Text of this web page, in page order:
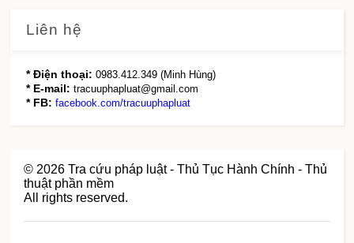
Liên hệ
* Điện thoại:0983.412.349 (Minh Hùng)
* E-mail: tracuuphapluat@gmail.com
* FB:facebook.com/tracuuphapluat
© 2026 Tra cứu pháp luật - Thủ Tục Hành Chính - Thủ
thuật phần mềm
All rights reserved.